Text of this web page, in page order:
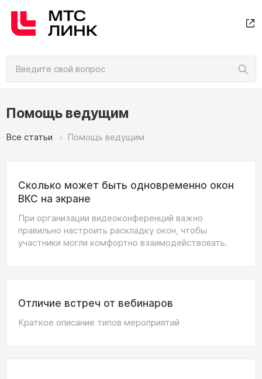
Помощь ведущим
Все статьи Помощь ведущим
Сколько может быть одновременно окон
ВКС на экране
При организации видеоконференций важно
правильно настроить раскладку окон, чтобы
участники могли комфортно взаимодействовать.
Отличие встреч от вебинаров
Краткое описание типов мероприятий